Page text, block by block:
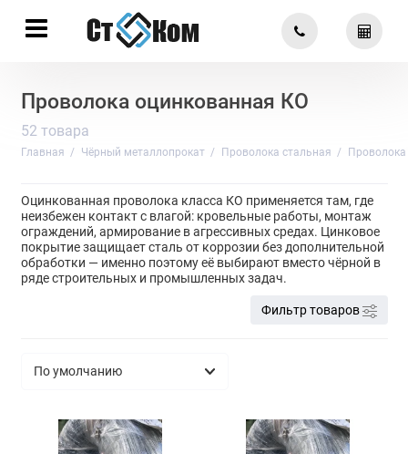
Проволока оцинкованная КО
52 товара
Главная Чёрный металлопрокат Проволока стальная
Оцинкованная проволока класса КО применяется там, где
неизбежен контакт с влагой: кровельные работы, монтаж
ограждений, армирование в агрессивных средах. Цинковое
покрытие защищает сталь от коррозии без дополнительной
обработки — именно поэтому её выбирают вместо чёрной в
ряде строительных и промышленных задач.
Фильтр товаров